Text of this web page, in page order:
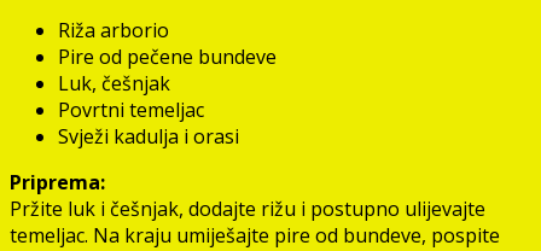
Riža arborio
Pire od pečene bundeve
Luk, češnjak
Povrtni temeljac
Svježi kadulja i orasi
Priprema:
Pržite luk i češnjak, dodajte rižu i postupno ulijevajte
temeljac. Na kraju umiješajte pire od bundeve, pospite